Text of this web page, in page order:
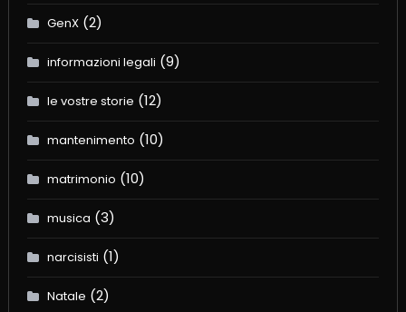
GenX(2)
informazioni legali (9)
le vostre storie (12)
mantenimento (10)
matrimonio (10)
musica (3)
narcisisti (1)
Natale (2)